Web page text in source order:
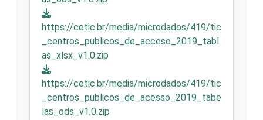
https://cetic.br/media/microdados/419/tic
_centros_publicos_de_acceso_2019_tabl
as_xlsx_v1.0.zip
https://cetic.br/media/microdados/419/tic
_centros_publicos_de_acesso_2019_tabe
las_ods_v1.0.zip